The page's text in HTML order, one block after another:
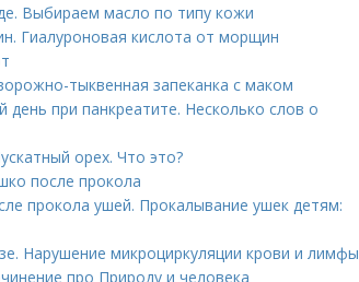
Выбираем масло по типу кожи
Гиалуроновая кислота от морщин
тыквенная запеканка с маком
при панкреатите. Несколько слов о
орех. Что это?
после прокола
прокола ушей. Прокалывание ушек детям:
Нарушение микроциркуляции крови и лимфы
про Природу и человека